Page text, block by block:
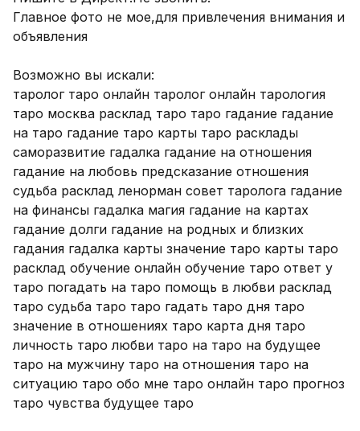
Главное фото не мое,для привлечения внимания и
объявления
Возможно вы искали:
таролог таро онлайн таролог онлайн тарология
таро москва расклад таро таро гадание гадание
на таро гадание таро карты таро расклады
саморазвитие гадалка гадание на отношения
гадание на любовь предсказание отношения
судьба расклад ленорман совет таролога гадание
на финансы гадалка магия гадание на картах
гадание долги гадание на родных и близких
гадания гадалка карты значение таро карты таро
расклад обучение онлайн обучение таро ответ у
таро погадать на таро помощь в любви расклад
таро судьба таро таро гадать таро дня таро
значение в отношениях таро карта дня таро
личность таро любви таро на таро на будущее
таро на мужчину таро на отношения таро на
ситуацию таро обо мне таро онлайн таро прогноз
таро чувства будущее таро